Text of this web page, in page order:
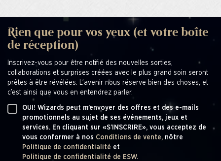
Rien que pour vos yeux (et votre boîte
de réception)
Inscrivez-vous pour être notifié des nouvelles sorties,
collaborations et surprises créées avec le plus grand soin seront
prêtes à être révélées. L’avenir nous réserve bien des choses, et
c’est ainsi que vous en entendrez parler.
OUI! Wizards peut m’envoyer des offres et des e-mails
promotionnels au sujet de ses événements, jeux et
services. En cliquant sur «S’INSCRIRE», vous acceptez de
vous conformer à nos Conditions de vente, nôtre
Politique de confidentialité et
Politique de confidentialité de ESW.